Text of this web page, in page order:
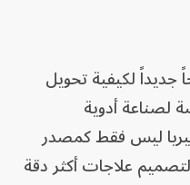
جديداً لكيفية تحويل
لصناعة أدوية
ليس فقط كمصدر
علاجات أكثر دقة